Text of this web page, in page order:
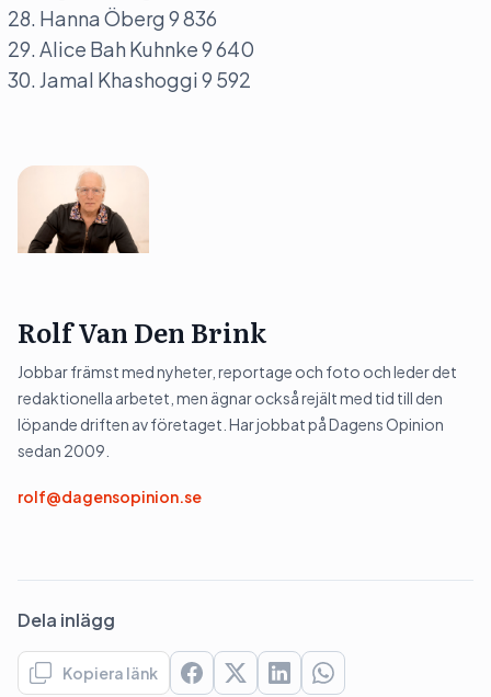
Hanna Öberg 9 836
Alice Bah Kuhnke 9 640
Jamal Khashoggi 9 592
Rolf Van Den Brink
Jobbar främst med nyheter, reportage och foto och leder det
redaktionella arbetet, men ägnar också rejält med tid till den
löpande driften av företaget. Har jobbat på Dagens Opinion
sedan 2009.
rolf@dagensopinion.se
Dela inlägg
Kopiera länk